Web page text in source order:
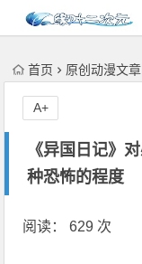
首页 原创动漫文章
《异国日记》
种恐怖的程度
A+
阅读： 629 次